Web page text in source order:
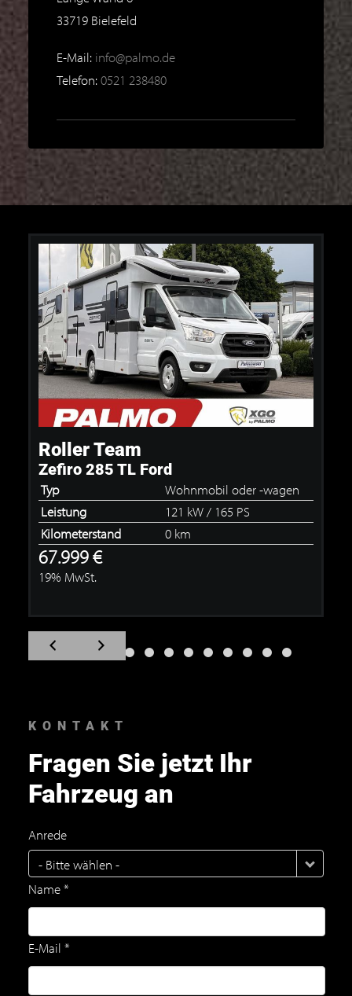
33719 Bielefeld
E-Mail: info@palmo.de
Telefon:0521 238480
Roller Team
Zefiro 285 TL Ford
Typ
Wohnmobil oder -wagen
Leistung
121 kW / 165 PS
Kilometerstand
0 km
67.999 €
19% MwSt.
Zum
vorherigen
Zum
nächsten
KONTAKT
Fragen Sie jetzt Ihr
Fahrzeug an
Anrede
- Bitte wählen -
Name *
E-Mail *